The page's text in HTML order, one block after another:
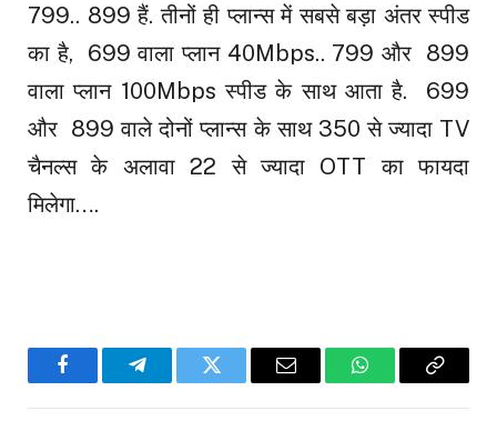
799..₹ 899 हैं. तीनों ही प्लान्स में सबसे बड़ा अंतर स्पीड
का है, ₹ 699 वाला प्लान 40Mbps..₹ 799 और ₹ 899
वाला प्लान 100Mbps स्पीड के साथ आता है. ₹ 699
और ₹ 899 वाले दोनों प्लान्स के साथ 350 से ज्यादा TV
चैनल्स के अलावा 22 से ज्यादा OTT का फायदा
मिलेगा….
FacebookTelegramTwitter Email WhatsAppCopy